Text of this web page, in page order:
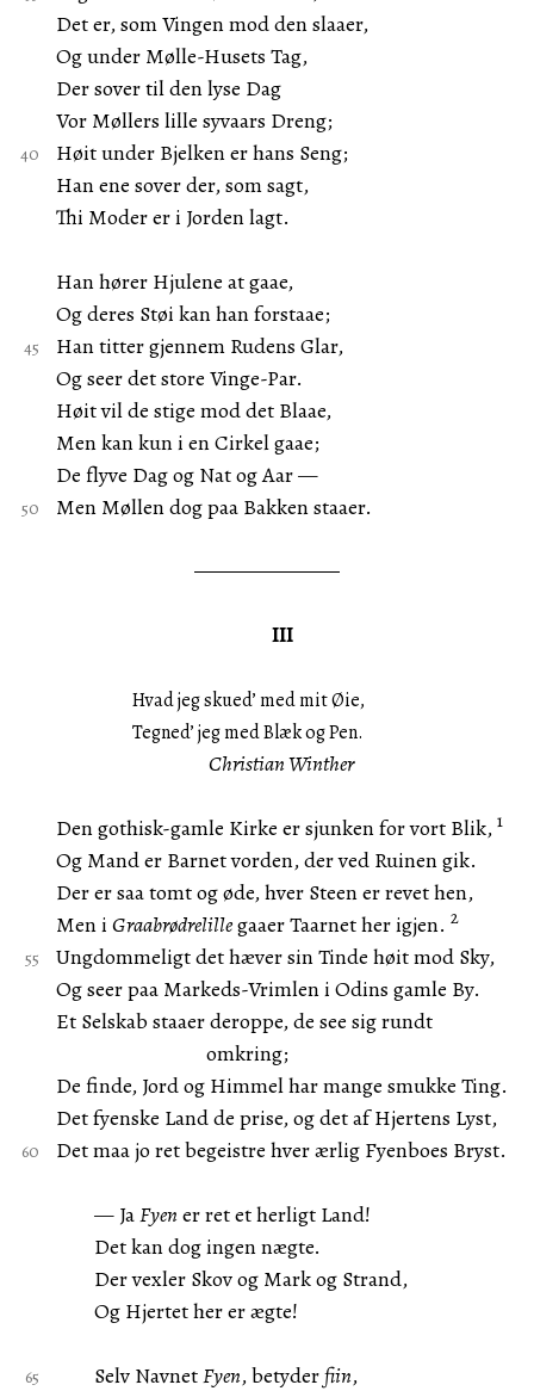
Det er, som Vingen mod den slaaer,
Og under Mølle-Husets Tag,
Der sover til den lyse Dag
Vor Møllers lille syvaars Dreng;
Høit under Bjelken er hans Seng;
Han ene sover der, som sagt,
Thi Moder er i Jorden lagt.
Han hører Hjulene at gaae,
Og deres Støi kan han forstaae;
Han titter gjennem Rudens Glar,
Og seer det store Vinge-Par.
Høit vil de stige mod det Blaae,
Men kan kun i en Cirkel gaae;
De flyve Dag og Nat og Aar —
Men Møllen dog paa Bakken staaer.
III
Hvad jeg skued’ med mit Øie,
Tegned’ jeg med Blæk og Pen.
Christian Winther
Den gothisk-gamle Kirke er sjunken for vort Blik, 1
Og Mand er Barnet vorden, der ved Ruinen gik.
Der er saa tomt og øde, hver Steen er revet hen,
Men i Graabrødrelillegaaer Taarnet her igjen. 2
Ungdommeligt det hæver sin Tinde høit mod Sky,
Og seer paa Markeds-Vrimlen i Odins gamle By.
Et Selskab staaer deroppe, de see sig rundt
omkring;
De finde, Jord og Himmel har mange smukke Ting.
Det fyenske Land de prise, og det af Hjertens Lyst,
Det maa jo ret begeistre hver ærlig Fyenboes Bryst.
— JaFyen er ret et herligt Land!
Det kan dog ingen nægte.
Der vexler Skov og Mark og Strand,
Og Hjertet her er ægte!
Selv NavnetFyen, betyderfiin,